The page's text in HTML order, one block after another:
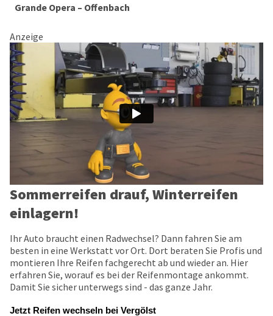
Grande Opera – Offenbach
Anzeige
Sommerreifen drauf, Winterreifen
einlagern!
Ihr Auto braucht einen Radwechsel? Dann fahren Sie am
besten in eine Werkstatt vor Ort. Dort beraten Sie Profis und
montieren Ihre Reifen fachgerecht ab und wieder an. Hier
erfahren Sie, worauf es bei der Reifenmontage ankommt.
Damit Sie sicher unterwegs sind - das ganze Jahr.
Jetzt Reifen wechseln bei Vergölst